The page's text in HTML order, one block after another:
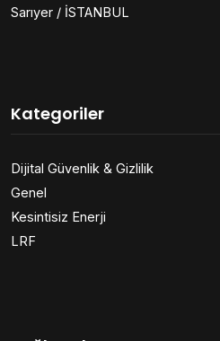
Sarıyer / İSTANBUL
Kategoriler
Dijital Güvenlik & Gizlilik
Genel
Kesintisiz Enerji
LRF